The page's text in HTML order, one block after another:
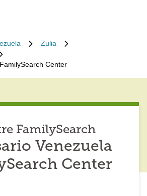
Zulia
Center
FamilySearch
Venezuela
Center